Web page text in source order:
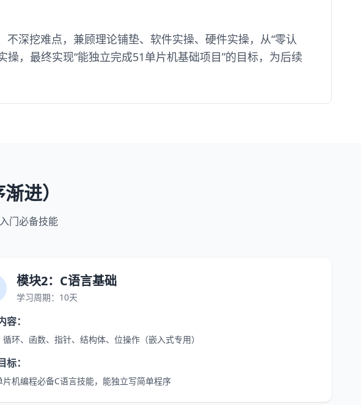
深挖难点，兼顾理论铺垫、软件实操、硬件实操，从“零认
，最终实现“能独立完成51单片机基础项目”的目标，为后续
进）
门必备技能
模块2：C语言基础
学习周期：10天
容：
循环、函数、指针、结构体、位操作（嵌入式专用）
标：
片机编程必备C语言技能，能独立写简单程序